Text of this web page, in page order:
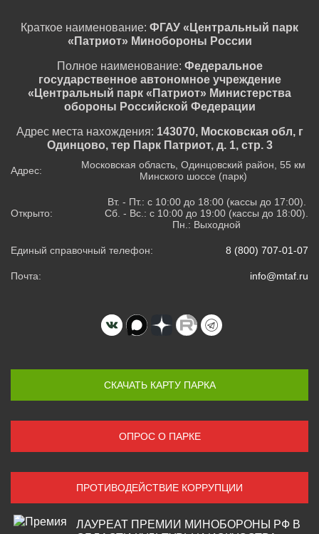
Краткое наименование: ФГАУ «Центральный парк
«Патриот» Минобороны России
Полное наименование: Федеральное
государственное автономное учреждение
«Центральный парк «Патриот» Министерства
обороны Российской Федерации
Адрес места нахождения: 143070, Московская обл, г
Одинцово, тер Парк Патриот, д. 1, стр. 3
Адрес:
Московская область, Одинцовский район, 55 км
Минского шоссе (парк)
Открыто:
Вт. - Пт.: с 10:00 до 18:00 (кассы до 17:00).
Сб. - Вс.: с 10:00 до 19:00 (кассы до 18:00).
Пн.: Выходной
Единый справочный телефон: 8 (800) 707-01-07
Почта: info@mtaf.ru
СКАЧАТЬ КАРТУ ПАРКА
ОПРОС О ПАРКЕ
ПРОТИВОДЕЙСТВИЕ КОРРУПЦИИ
ЛАУРЕАТ ПРЕМИИ МИНОБОРОНЫ РФ В